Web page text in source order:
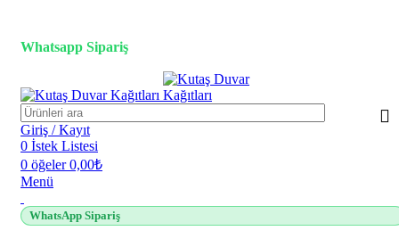
Whatsapp Sipariş
Giriş / Kayıt
0 İstek Listesi
0 öğeler 0,00₺
Menü
WhatsApp Sipariş